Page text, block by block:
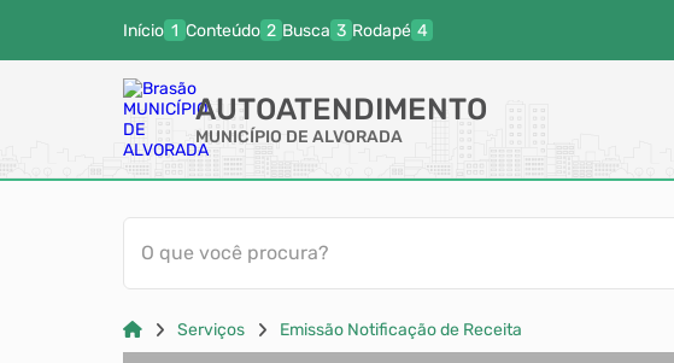
Início Conteúdo Busca Rodapé
AUTOATENDIMENTO
MUNICÍPIO DE ALVORADA
O que você procura?
Serviços Emissão Notificação de Receita